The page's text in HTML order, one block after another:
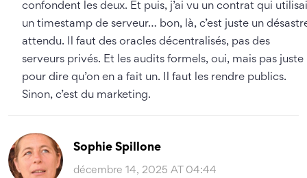
confondent les deux. Et puis, j’ai vu un contrat qui
un timestamp de serveur… bon, là, c’est juste un
attendu. Il faut des oracles décentralisés, pas des
serveurs privés. Et les audits formels, oui, mais pas juste
pour dire qu’on en a fait un. Il faut les rendre publics.
Sinon, c’est du marketing.
Sophie Spillone
décembre 14, 2025 AT 04:44